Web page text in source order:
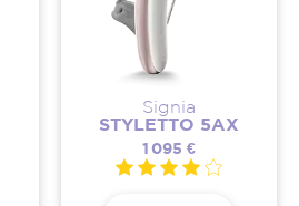
Signia
STYLETTO 5AX
1 095 €